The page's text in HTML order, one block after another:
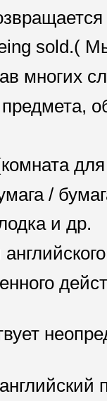
sold.(
многих
для
/
и др.